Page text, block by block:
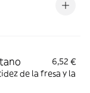
6,52 €
de la fresa y la